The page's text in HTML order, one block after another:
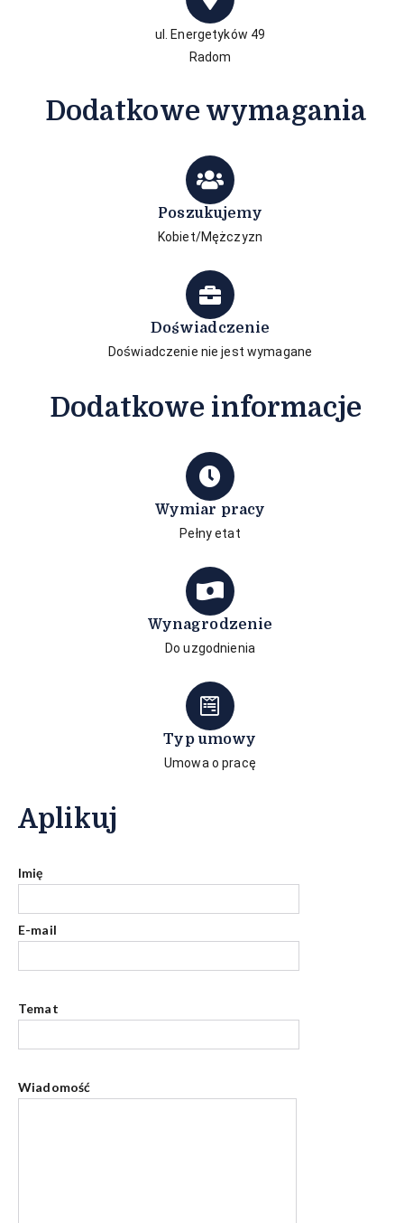
ul. Energetyków 49
Radom
Dodatkowe wymagania
Poszukujemy
Kobiet/Mężczyzn
Doświadczenie
Doświadczenie nie jest wymagane
Dodatkowe informacje
Wymiar pracy
Pełny etat
Wynagrodzenie
Do uzgodnienia
Typ umowy
Umowa o pracę
Aplikuj
Imię
E-mail
Temat
Wiadomość